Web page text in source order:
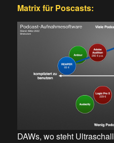
Matrix für Poscasts:
DAWs, wo steht Ultraschall